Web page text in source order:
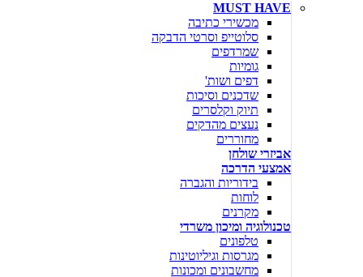
MUST HAVE
מכשירי כתיבה
סלוטייפ וסרטי הדבקה
שמרדפים
גומיות
דפים ושות'
שדכנים וסיכות
תיוק וקלסרים
נעצים מהדקים
מחוררים
אביזרי שולחן
אמצעי הדרכה
בידוריות והגברה
לוחות
מקרנים
טכנולוגיה ומיכון משרדי
טלפונים
מגרסות וגיליוטינות
מחשבונים ומכונות